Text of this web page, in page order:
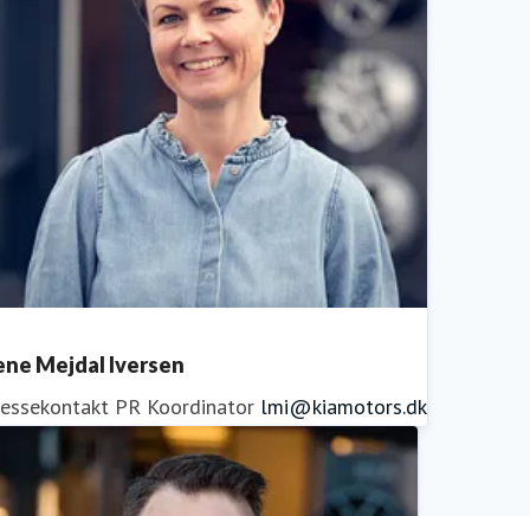
Mejdal Iversen
PR Koordinator lmi@kiamotors.dk